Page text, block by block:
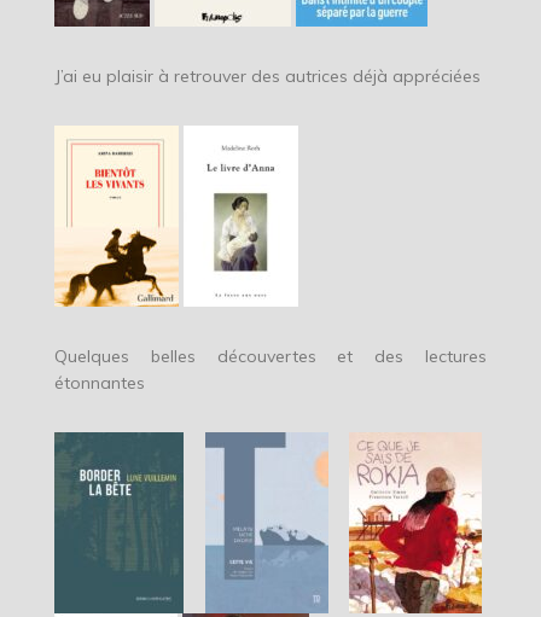
J’ai eu plaisir à retrouver des autrices déjà appréciées
Quelques belles découvertes et des lectures
étonnantes